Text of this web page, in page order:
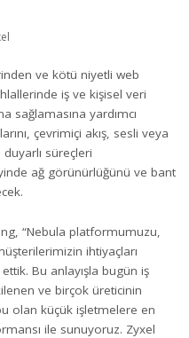
ve kötü niyetli web
iş ve kişisel veri
sağlamasına yardımcı
çevrimiçi akış, sesli veya
süreçleri
ağ görünürlüğünü ve bant
“Nebula platformumuzu,
ihtiyaçları
Bu anlayışla bugün iş
ve birçok üreticinin
olan küçük işletmelere en
ile sunuyoruz. Zyxel